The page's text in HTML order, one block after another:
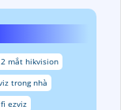
mắt hikvision
trong nhà
ezviz